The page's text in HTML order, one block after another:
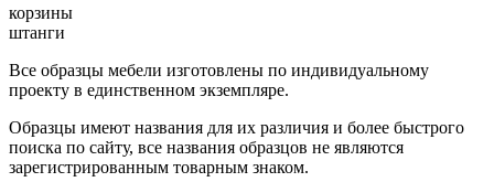
корзины
штанги
Все образцы мебели изготовлены по индивидуальному
проекту в единственном экземпляре.
Образцы имеют названия для их различия и более быстрого
поиска по сайту, все названия образцов не являются
зарегистрированным товарным знаком.